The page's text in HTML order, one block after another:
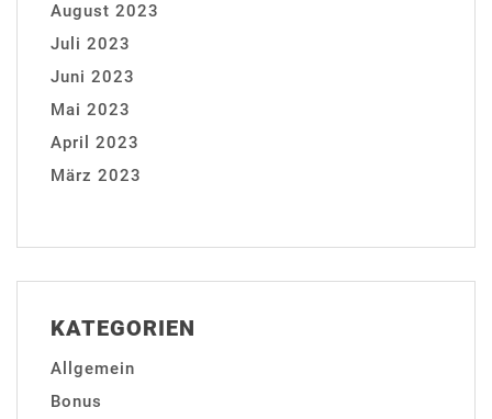
August 2023
Juli 2023
Juni 2023
Mai 2023
April 2023
März 2023
KATEGORIEN
Allgemein
Bonus